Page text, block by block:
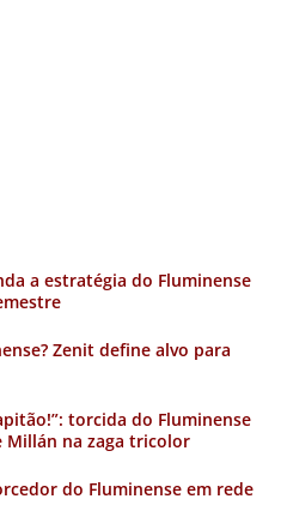
a estratégia do Fluminense
Zenit define alvo para
torcida do Fluminense
Millán na zaga tricolor
do Fluminense em rede